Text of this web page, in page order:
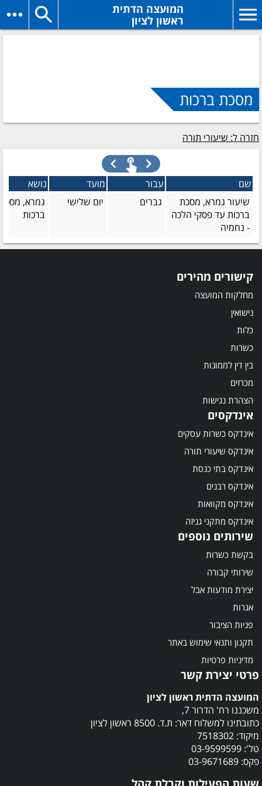
המועצה הדתית
ראשון לציון
מסכת ברכות
חזרה ל: שיעורי תורה
שם עבור מועד
נושא
שיעור גמרא, מסכת
ברכות עד פסקי הלכה
- נחמיה
גברים יום שלישי
גמרא,
ברכות
קישורים מהירים
מחלקות המועצה
נישואין
כלות
כשרות
בין דין לממונות
מכרזים
הצהרת נגישות
אינדקסים
אינדקס כשרות עסקים
אינדקס שיעורי תורה
אינדקס בתי כנסת
אינדקס רבנים
אינדקס מקוואות
אינדקס מתקני גניזה
שירותים נוספים
בקשת כשרות
שירותי קבורה
יצירת מודעות אבל
אגרות
פניות הציבור
תקנון ותנאי שימוש באתר
מדיניות פרטיות
פרטי יצירת קשר
המועצה הדתית ראשון לציון
משכננו רח' הדרור 7,
כתובתינו למשלוח דאר: ת.ד. 8500 ראשון לציון
מיקוד: 7518302
טל': 03-9599599
פקס: 03-9671689